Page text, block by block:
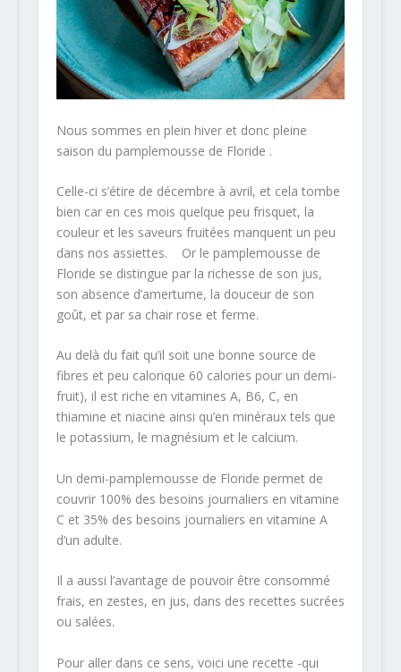
Nous sommes en plein hiver et donc pleine
saison du pamplemousse de Floride .
Celle-ci s’étire de décembre à avril, et cela tombe
bien car en ces mois quelque peu frisquet, la
couleur et les saveurs fruitées manquent un peu
dans nos assiettes. Or le pamplemousse de
Floride se distingue par la richesse de son jus,
son absence d’amertume, la douceur de son
goût, et par sa chair rose et ferme.
Au delà du fait qu’il soit une bonne source de
fibres et peu calorique 60 calories pour un demi-
fruit), il est riche en vitamines A, B6, C, en
thiamine et niacine ainsi qu’en minéraux tels que
le potassium, le magnésium et le calcium.
Un demi-pamplemousse de Floride permet de
couvrir 100% des besoins journaliers en vitamine
C et 35% des besoins journaliers en vitamine A
d’un adulte.
Il a aussi l’avantage de pouvoir être consommé
frais, en zestes, en jus, dans des recettes sucrées
ou salées.
Pour aller dans ce sens, voici une recette -qui